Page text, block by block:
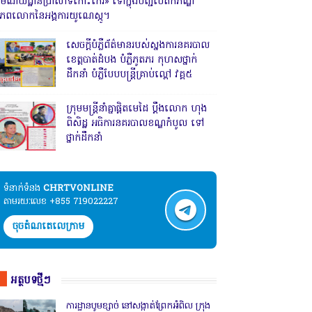
ពលោកនៃអង្គការយូណេស្កូ។
សេចក្តីបំភ្លឺព័ត៌មានរបស់ស្នងការនគរបាល
ខេត្តបាត់ដំបង បំភ្លឺភូតភរ កុហសថ្នាក់
ដឹកនាំ បំភ្លឺបែបបន្ត្រីគ្រាប់ល្ពៅ វគ្គ៥
ក្រុមមន្ត្រីនាំគ្នាផ្ដិតមេដៃ ប្ដឹងលោក ហុង
ពិសិដ្ឋ អធិការនគរបាលខណ្ឌកំបូល ទៅ
ថ្នាក់ដឹកនាំ
ទំនាក់ទំនង​​ CHRTVONLINE
តាមរយៈលេខ +855 719022227
ចុចតំណតេលេក្រាម
អត្ថបទថ្មីៗ
ការដ្ឋានបូមខ្សាច់ នៅសង្កាត់ព្រែកអំពិល ក្រុង